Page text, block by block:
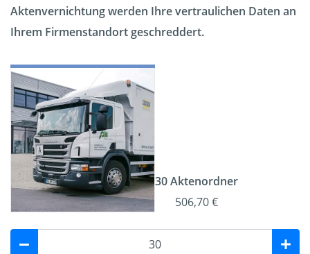
Aktenvernichtung werden Ihre vertraulichen Daten an
Ihrem Firmenstandort geschreddert.
30 Aktenordner
506,70 €